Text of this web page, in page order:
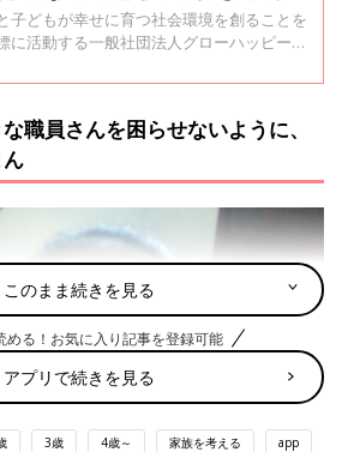
がせつなかった【里親体験談】
子どもが幸せに育つ社会環境を創ることを
に活動する一般社団法人グローハッピーの
2人の実の娘、そして3歳のときに里子とし
。直巨さんに、小春さんを迎えたときのこ
小春さんの成長、グローハッピーの活動に
て聞きました。全3回インタビューの2回目
職員さんを困らせないように、
このまま続きを見る
める！お気に入り記事を登録可能
アプリで続きを見る
3歳 4歳～ 家族を考える app